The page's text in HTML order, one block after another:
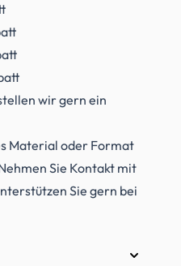
wir gern ein
Material oder Format
Sie Kontakt mit
Sie gern bei